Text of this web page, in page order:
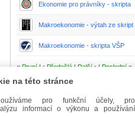
Ekonomie pro právníky - skripta
Makroekonomie - výtah ze skript
Makroekonomie - skripta VŠP
« První | ‹ Předešlá | Další › | Poslední »
Úvod Mobilní verze FAQ - Manuál
na této stránce
pro funkční účely, pro
informací o výkonu a používání